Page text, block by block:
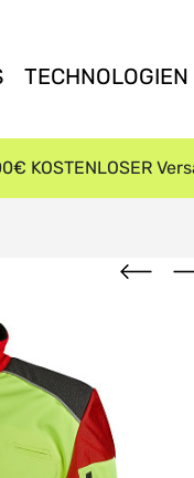
TECHNOLOGIEN
KOSTENLOSER